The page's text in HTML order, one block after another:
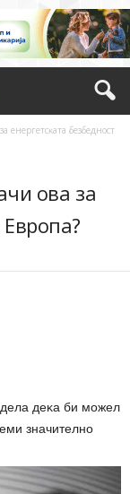
eнepгeтcĸaтa бeзбeднocт
oвa зa
дeĸa би мoжeл
знaчитeлнo